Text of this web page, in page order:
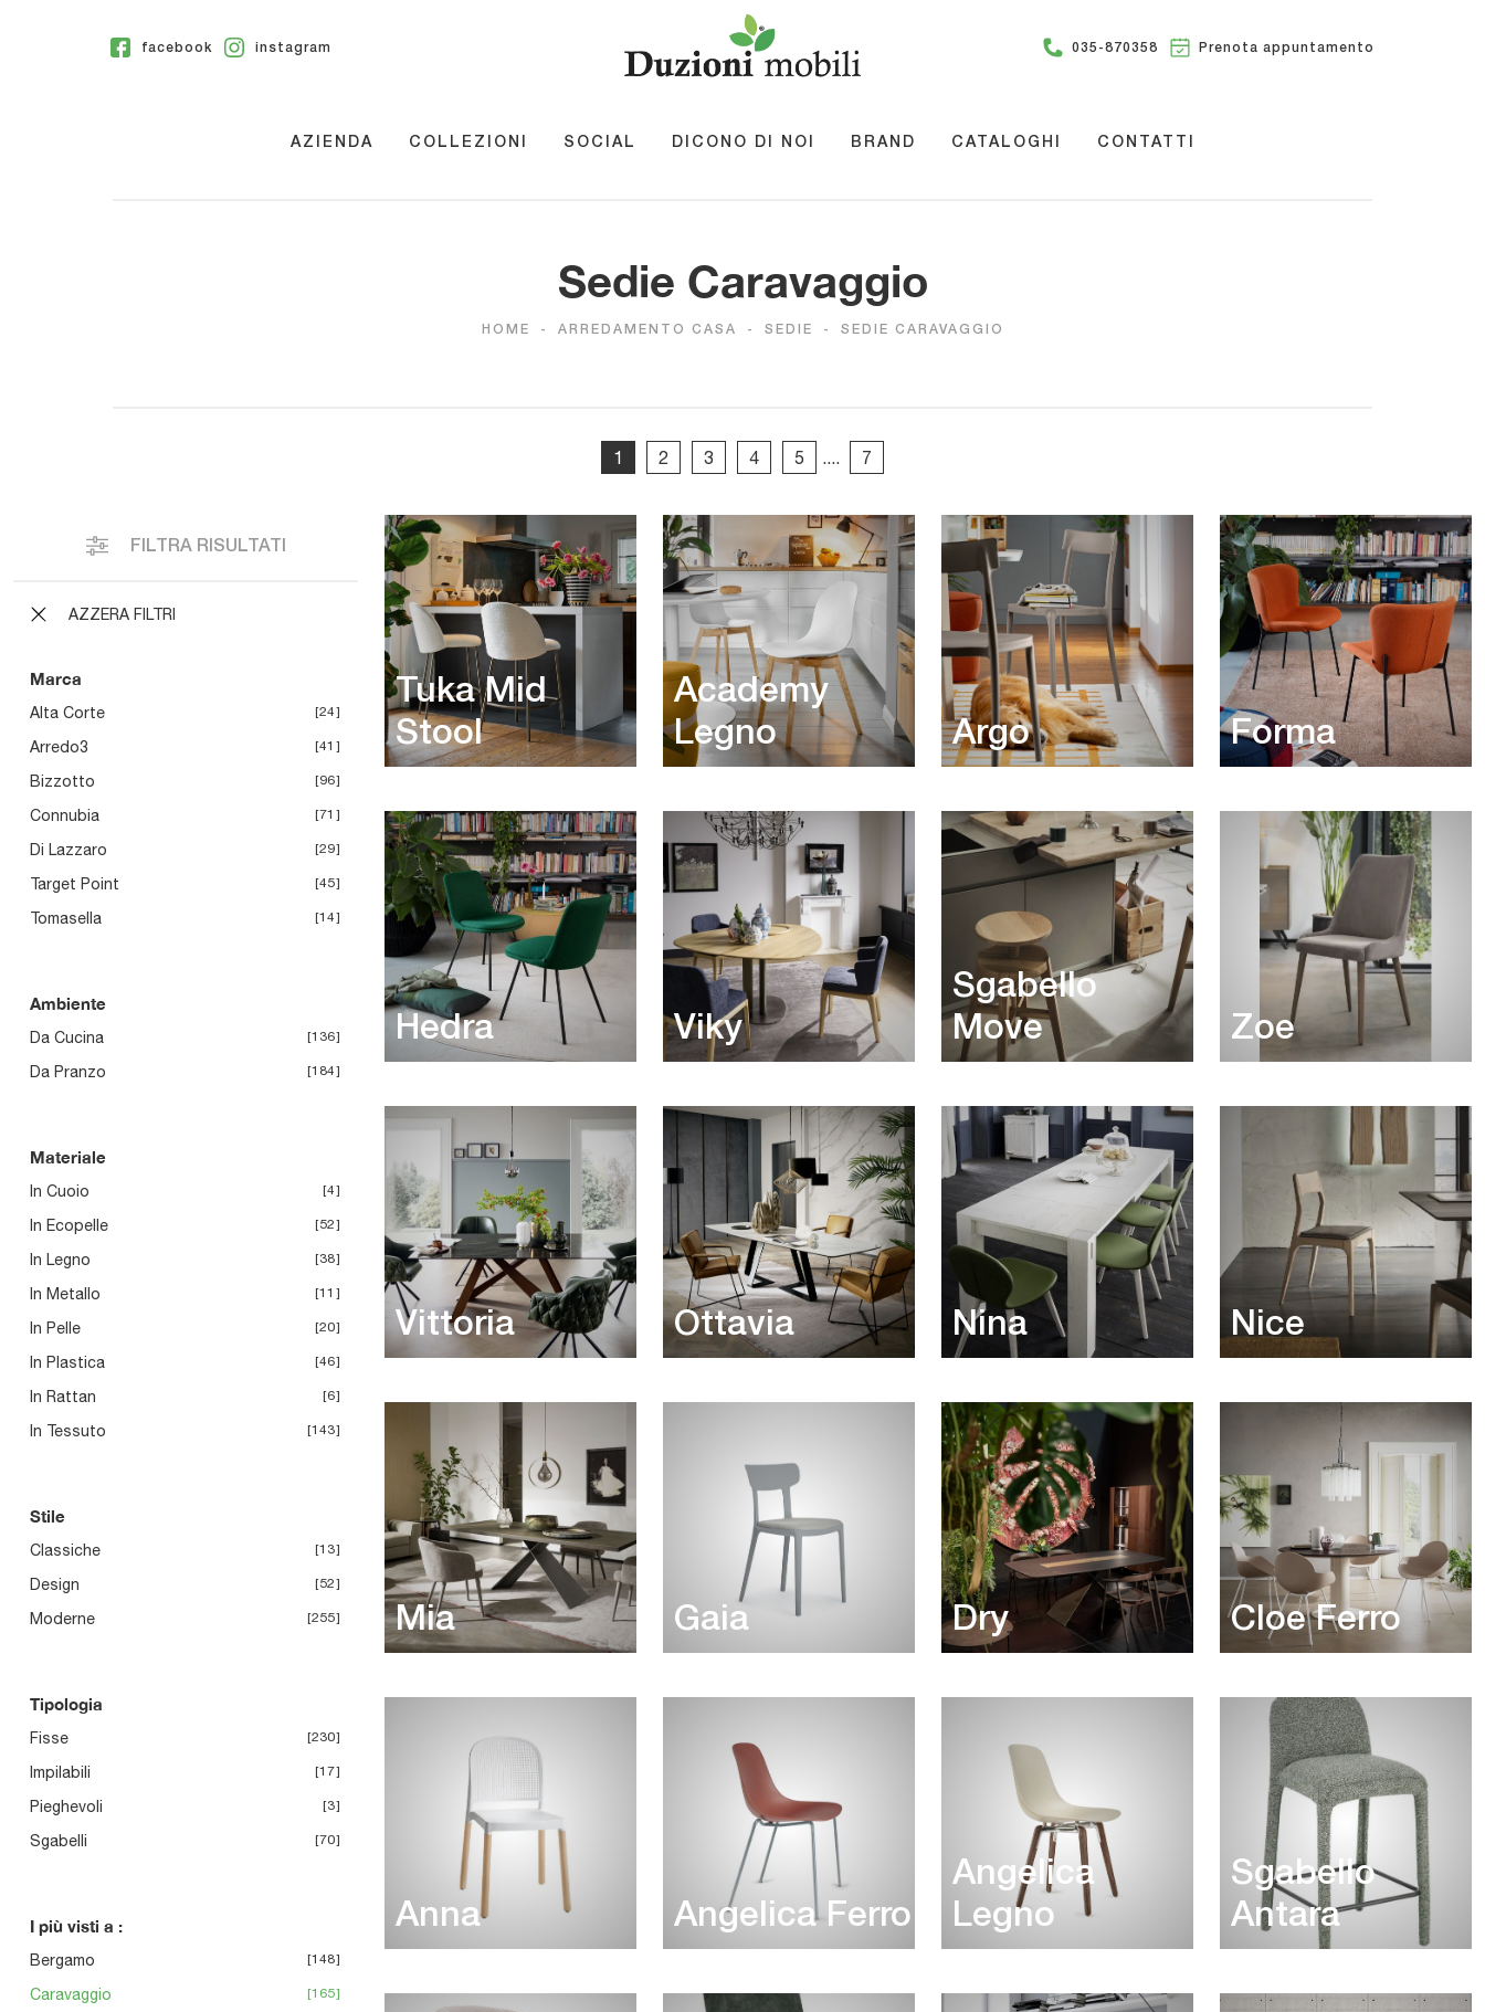
facebook instagram 035-870358 Prenota appuntamento
AZIENDA COLLEZIONI SOCIAL DICONO DI NOI BRAND CATALOGHI CONTATTI
Sedie Caravaggio
HOME - ARREDAMENTO CASA - SEDIE - SEDIE CARAVAGGIO
1 2 3 4 5 .... 7
FILTRA RISULTATI
AZZERA FILTRI
Marca
Alta Corte 24
Arredo3 41
Bizzotto 96
Connubia 71
Di Lazzaro 29
Target Point 45
Tomasella 14
Ambiente
Da Cucina 136
Da Pranzo 184
Materiale
In Cuoio 4
In Ecopelle 52
In Legno 38
In Metallo 11
In Pelle 20
In Plastica 46
In Rattan 6
In Tessuto 143
Stile
Classiche 13
Design 52
Moderne 255
Tipologia
Fisse 230
Impilabili 17
Pieghevoli 3
Sgabelli 70
I più visti a :
Bergamo 148
Caravaggio 165
Tuka Mid
Stool
Academy
Legno
Argo Forma
Hedra Viky
Sgabello
Move
Zoe
Vittoria Ottavia Nina Nice
Mia Gaia Dry Cloe Ferro
Anna Angelica Ferro
Angelica
Legno
Sgabello
Antara